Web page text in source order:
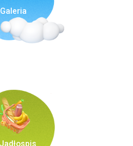
Galeria
Jadłospis